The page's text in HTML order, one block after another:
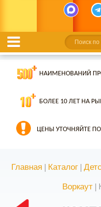
НАИМЕНОВАНИЙ
БОЛЕЕ 10 ЛЕТ НА
ЦЕНЫ УТОЧНЯЙТЕ
Главная | Каталог |
Воркаут |